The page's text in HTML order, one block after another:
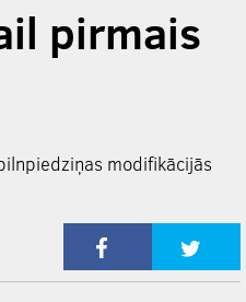
pirmais
modifikācijās